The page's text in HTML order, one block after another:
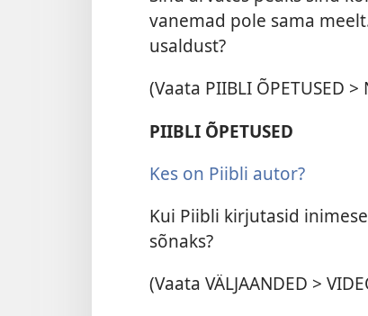
vanemad pole sama
usaldust?
(Vaata PIIBLI ÕPETUSED >
PIIBLI ÕPETUSED
Kes on Piibli autor?
Kui Piibli kirjutasid
sõnaks?
(Vaata VÄLJAANDED >